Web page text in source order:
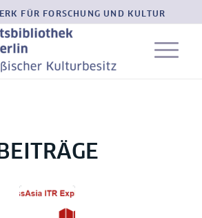
FÜR FORSCHUNG UND KULTUR
BEITRÄGE